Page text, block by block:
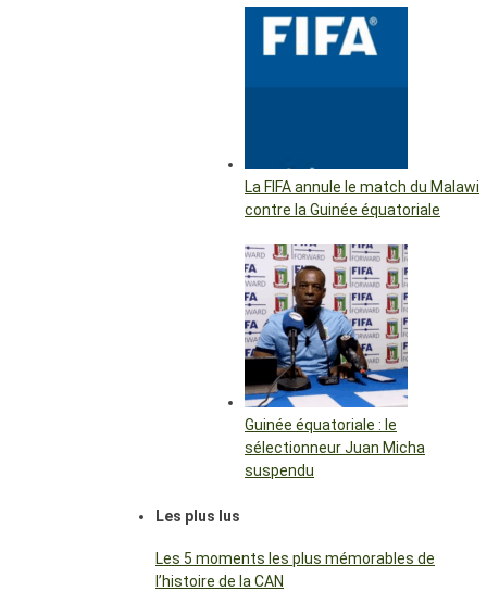
La FIFA annule le match du Malawi
contre la Guinée équatoriale
Guinée équatoriale : le
sélectionneur Juan Micha
suspendu
Les plus lus
Les 5 moments les plus mémorables de
l’histoire de la CAN